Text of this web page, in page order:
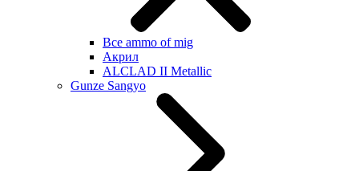
Все ammo of mig
Акрил
ALCLAD II Metallic
Gunze Sangyo